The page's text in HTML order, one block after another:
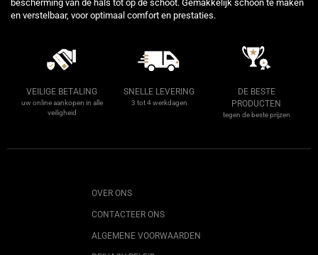
bescherming van de hals tot op de schoot. Gemakkelijk schoon te maken
en verstelbaar, voor optimaal comfort en prestaties.
VEILIGE BETALING
uw online aankopen in alle
veiligheid
SNELLE LEVERING
3 tot 4 werkdagen
DE BESTE
PRODUCTEN
tegen de beste prijzen
OVER ONS
CONTACTEER ONS
ALGEMENE VOORWAARDEN